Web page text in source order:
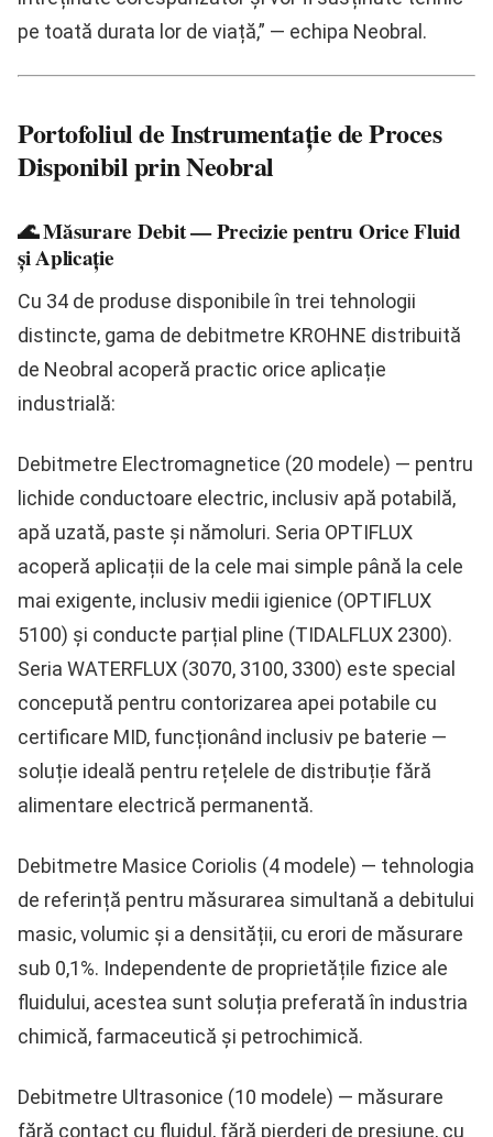
pe toată durata lor de viață,” — echipa Neobral.
Portofoliul de Instrumentație de Proces
Disponibil prin Neobral
🌊 Măsurare Debit — Precizie pentru Orice Fluid
și Aplicație
Cu 34 de produse disponibile în trei tehnologii
distincte, gama de debitmetre KROHNE distribuită
de Neobral acoperă practic orice aplicație
industrială:
Debitmetre Electromagnetice (20 modele) — pentru
lichide conductoare electric, inclusiv apă potabilă,
apă uzată, paste și nămoluri. Seria OPTIFLUX
acoperă aplicații de la cele mai simple până la cele
mai exigente, inclusiv medii igienice (OPTIFLUX
5100) și conducte parțial pline (TIDALFLUX 2300).
Seria WATERFLUX (3070, 3100, 3300) este special
concepută pentru contorizarea apei potabile cu
certificare MID, funcționând inclusiv pe baterie —
soluție ideală pentru rețelele de distribuție fără
alimentare electrică permanentă.
Debitmetre Masice Coriolis (4 modele) — tehnologia
de referință pentru măsurarea simultană a debitului
masic, volumic și a densității, cu erori de măsurare
sub 0,1%. Independente de proprietățile fizice ale
fluidului, acestea sunt soluția preferată în industria
chimică, farmaceutică și petrochimică.
Debitmetre Ultrasonice (10 modele) — măsurare
fără contact cu fluidul, fără pierderi de presiune, cu